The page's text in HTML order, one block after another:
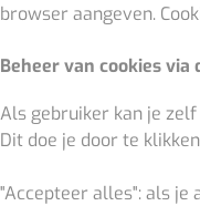
browser aangeven.
Beheer van cookies
Als gebruiker kan je
Dit doe je door te
"Accepteer alles": als je